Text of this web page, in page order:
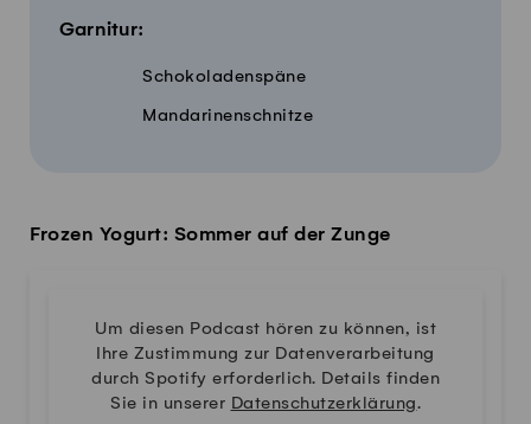
Garnitur:
Schokoladenspäne
Mandarinenschnitze
Frozen Yogurt: Sommer auf der Zunge
Um diesen Podcast hören zu können, ist
Ihre Zustimmung zur Datenverarbeitung
durch Spotify erforderlich. Details finden
Sie in unserer Datenschutzerklärung.